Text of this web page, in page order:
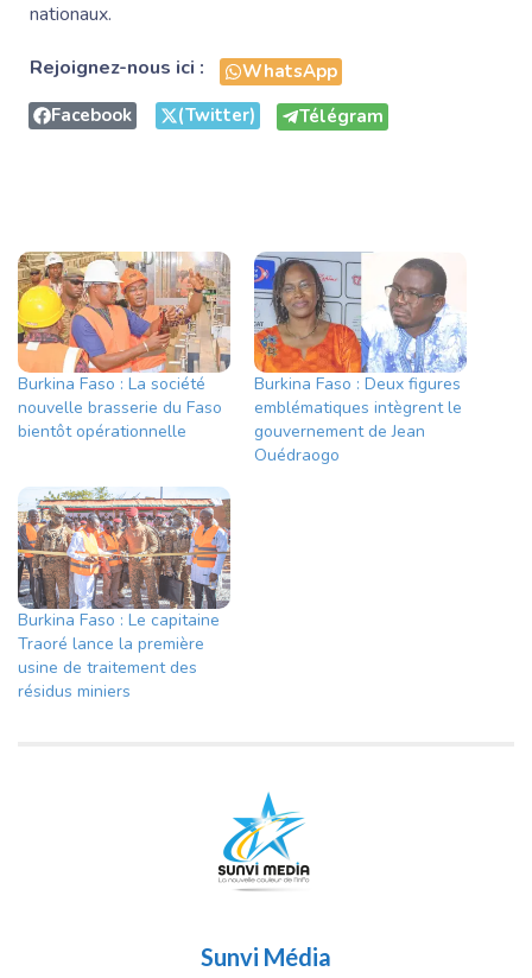
nationaux.
Rejoignez-nous ici :
WhatsApp
Facebook
(Twitter) Télégram
Burkina Faso : La société
nouvelle brasserie du Faso
bientôt opérationnelle
Burkina Faso : Deux figures
emblématiques intègrent le
gouvernement de Jean
Ouédraogo
Burkina Faso : Le capitaine
Traoré lance la première
usine de traitement des
résidus miniers
Sunvi Média